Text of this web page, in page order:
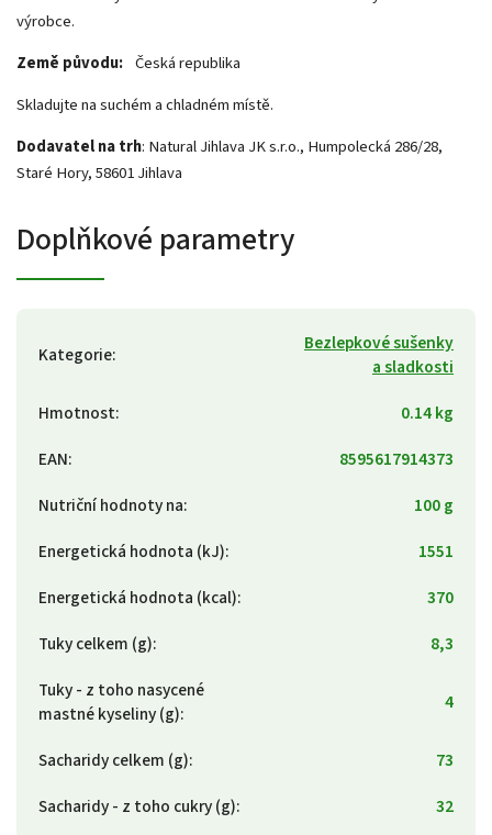
výrobce.
Země původu: Česká republika
Skladujte na suchém a chladném místě.
Dodavatel na trh: Natural Jihlava JK s.r.o., Humpolecká 286/28,
Staré Hory, 58601 Jihlava
Doplňkové parametry
Kategorie:
Bezlepkové sušenky
a sladkosti
Hmotnost:
0.14 kg
EAN:
8595617914373
Nutriční hodnoty na:
100 g
Energetická hodnota (kJ):
1551
Energetická hodnota (kcal):
370
Tuky celkem (g):
8,3
Tuky - z toho nasycené
mastné kyseliny (g): 4
Sacharidy celkem (g):
73
Sacharidy - z toho cukry (g):
32